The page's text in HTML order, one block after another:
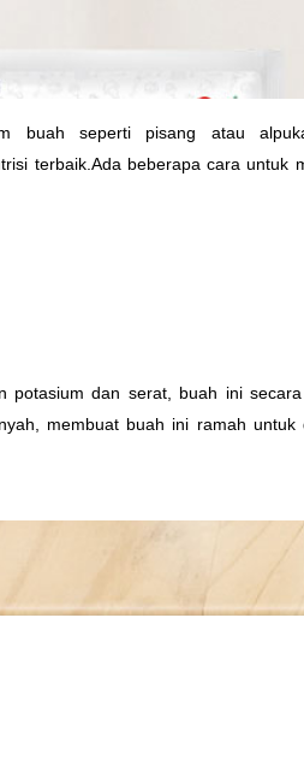
buah seperti pisang atau
terbaik.Ada beberapa cara untuk
potasium dan serat, buah ini
membuat buah ini ramah untuk